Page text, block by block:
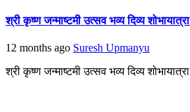
श्री कृष्ण जन्माष्टमी उत्सव भव्य दिव्य
12 months ago Suresh Upmanyu
श्री कृष्ण जन्माष्टमी उत्सव भव्य दिव्य